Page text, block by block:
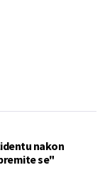
nakon
se"